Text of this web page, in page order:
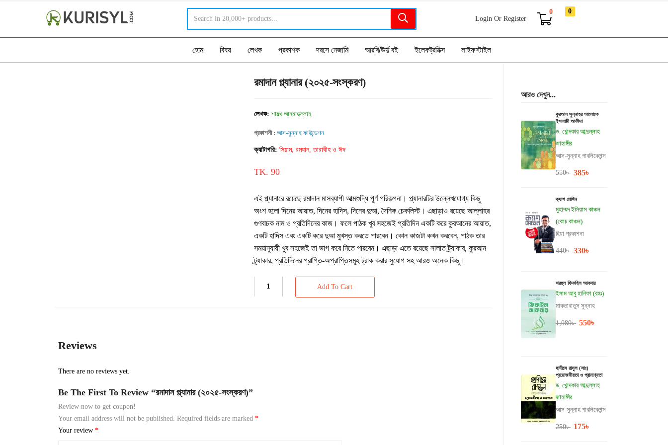
Login Or Register
0 0
হোম বিষয় লেখক প্রকাশক দরসে নেজামি আরবি/উর্দু বই ইলেকট্রনিক্স লাইফস্টাইল
আরও দেখুন...
কুরআন সুন্নাহর আলোকে
ইসলামী আকীদা
ড. খোন্দকার আব্দুল্লাহ
জাহাঙ্গীর
আস-সুন্নাহ পাবলিকেশন্স
550৳ 385৳
ক্যাশ মেশিন
মুহাম্মদ ইলিয়াস কাঞ্চন
(কোচ কাঞ্চন)
হিয়া প্রকাশনা
440৳ 330৳
শরহুল ফিকহিল আকবার
ইমাম আবু হানিফা (রহঃ)
মাকতাবাতুস সুন্নাহ
1,080৳ 550৳
হাদীসে রাসূল (সাঃ)
প্রয়োজনীয়তা ও প্রামাণ্যতা
ড. খোন্দকার আব্দুল্লাহ
জাহাঙ্গীর
আস-সুন্নাহ পাবলিকেশন্স
250৳ 175৳
রমাদান প্ল্যানার (২০২৫-সংস্করণ)
লেখক: শায়খ আহমাদুল্লাহ
প্রকাশনী : আস-সুন্নাহ ফাউন্ডেশন
ক্যাটাগরি: সিয়াম, রমযান, তারাবীহ ও ঈদ
TK. 90
এই প্ল্যানারে রয়েছে রমাদান মাসব্যাপী আত্মশুদ্ধি পূর্ণ পরিকল্পনা। প্ল্যানারটির উল্লেখযোগ্য কিছু
অংশ হলো দিনের আয়াত, দিনের হাদিস, দিনের দুআ, দৈনিক চেকলিস্ট। এছাড়াও রয়েছে আল্লাহর
গুণবাচক নাম ও প্রতিদিনের কাজ। ফলে পাঠক খুব সহজেই প্রতিদিন একটি করে কুরআনের আয়াত,
একটি হাদিস এবং একটি করে দুআ মুখস্ত করতে পারবেন। কোন কাজটা কখন করবেন, পাঠক তার
সময়ানুযায়ী খুব সহজেই তা ভাগ করে নিতে পারবেন। এছাড়া এতে রয়েছে সালাত ট্র্যাকার, কুরআন
ট্র্যাকার, প্রতিদিনের প্রাপ্তি-অপ্রাপ্তিসমূহ ট্রাক করার সুযোগ সহ আরও অনেক কিছু।
Add To Cart
Reviews
There are no reviews yet.
Be The First To Review “রমাদান প্ল্যানার (২০২৫-সংস্করণ)”
Review now to get coupon!
Your email address will not be published.
Required fields are marked*
Your review*